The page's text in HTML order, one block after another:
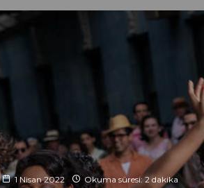
1 Nisan 2022 Okuma süresi: 2 dakika